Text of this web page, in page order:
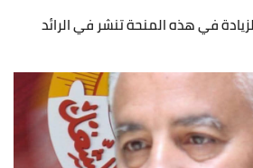
في هذه المنحة تنشر في الرائد